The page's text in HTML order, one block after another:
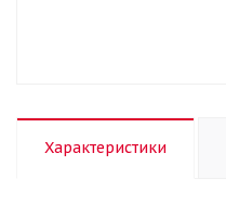
Характеристики